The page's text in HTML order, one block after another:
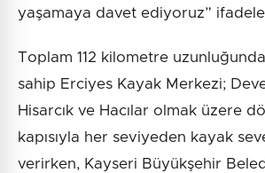
yaşamaya davet ediyoruz”
Toplam 112 kilometre
sahip Erciyes Kayak Merkezi;
Hisarcık ve Hacılar olmak üzere
kapısıyla her seviyeden kayak
verirken, Kayseri Büyükşehir